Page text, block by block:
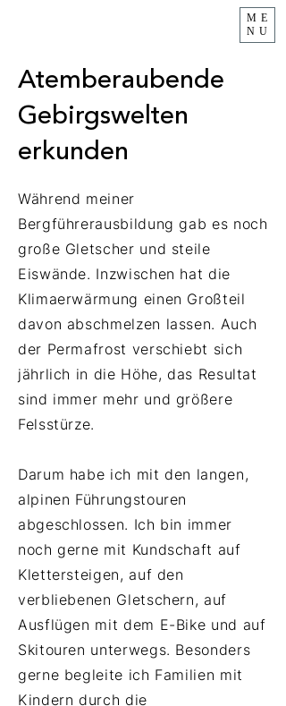
ME
NU
Atemberaubende
Gebirgswelten
erkunden
Während meiner
Bergführerausbildung gab es noch
große Gletscher und steile
Eiswände. Inzwischen hat die
Klimaerwärmung einen Großteil
davon abschmelzen lassen. Auch
der Permafrost verschiebt sich
jährlich in die Höhe, das Resultat
sind immer mehr und größere
Felsstürze.
Darum habe ich mit den langen,
alpinen Führungstouren
abgeschlossen. Ich bin immer
noch gerne mit Kundschaft auf
Klettersteigen, auf den
verbliebenen Gletschern, auf
Ausflügen mit dem E-Bike und auf
Skitouren unterwegs. Besonders
gerne begleite ich Familien mit
Kindern durch die